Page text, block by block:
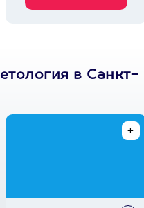
в Санкт-